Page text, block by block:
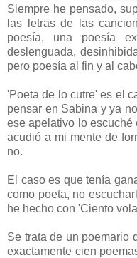
Siempre he pensado,
las letras de las
poesía, una poesía
deslenguada,
pero poesía al fin y al
'Poeta de lo cutre' es el
pensar en Sabina y ya
ese apelativo lo escuché
acudió a mi mente de
no.
El caso es que tenía
como poeta, no
he hecho con 'Ciento
Se trata de un poemario
exactamente cien